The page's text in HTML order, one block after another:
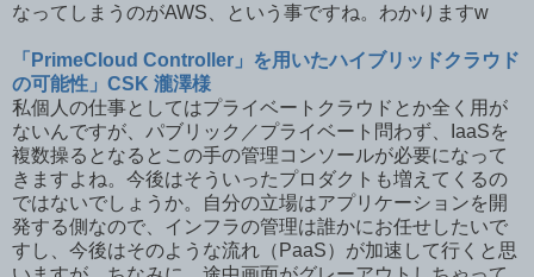
なってしまうのがAWS、という事ですね。わかりますw
「PrimeCloud Controller」を用いたハイブリッドクラウド
の可能性」CSK 瀧澤様
私個人の仕事としてはプライベートクラウドとか全く用が
ないんですが、パブリック／プライベート問わず、IaaSを
複数操るとなるとこの手の管理コンソールが必要になって
きますよね。今後はそういったプロダクトも増えてくるの
ではないでしょうか。自分の立場はアプリケーションを開
発する側なので、インフラの管理は誰かにお任せしたいで
すし、今後はそのような流れ（PaaS）が加速して行くと思